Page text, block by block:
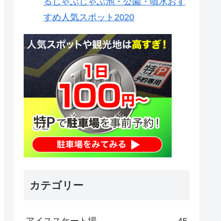
すめ人気スポット2020
カテゴリー